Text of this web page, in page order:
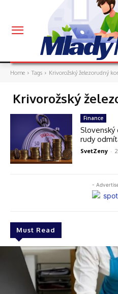
Mladý
Home Tags Krivorožský železorudný
Krivorožský
-
Must Read
Finance
Slovenský
rudy
SvetZeny -